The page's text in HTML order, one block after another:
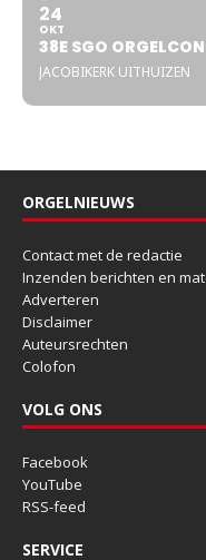
24
OKT
38E SGO
JACOBIKERK UITHUIZEN
ORGELNIEUWS
Contact met de redactie
Inzenden berichten en
Adverteren
Disclaimer
Auteursrechten
Colofon
VOLG ONS
Facebook
YouTube
RSS-feed
SERVICE